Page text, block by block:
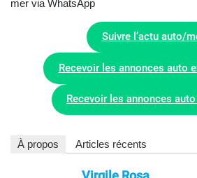
mer via WhatsApp
Suivre l’actu auto/
Recevoir les annonces auto
Recevoir les annonces
À propos Articles récents